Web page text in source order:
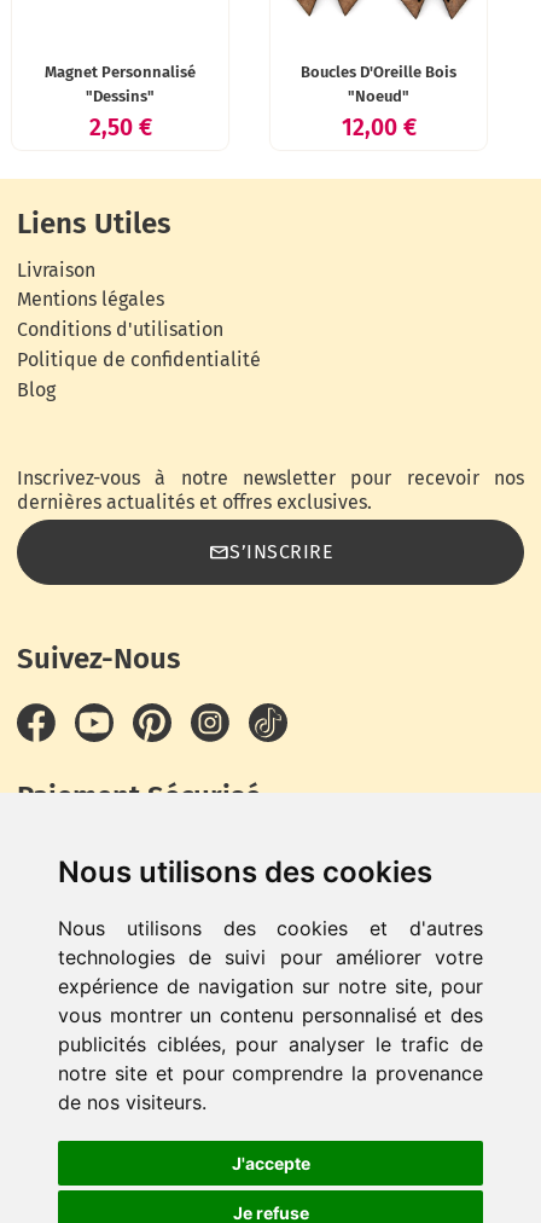
Nous utilisons des cookies
Nous utilisons des cookies et d'autres
technologies de suivi pour améliorer votre
expérience de navigation sur notre site, pour
vous montrer un contenu personnalisé et des
publicités ciblées, pour analyser le trafic de
notre site et pour comprendre la provenance
de nos visiteurs.
J'accepte
Je refuse
Magnet Personnalisé
"Dessins"
Prix
2,50 €
Boucles D'Oreille Bois
"Noeud"
Prix
12,00 €
Liens Utiles
Livraison
Mentions légales
Conditions d'utilisation
Politique de confidentialité
Blog
Inscrivez-vous à notre newsletter pour recevoir nos
dernières actualités et offres exclusives.
emailS’INSCRIRE
Suivez-Nous
FacebookYouTube PinterestInstagram
Paiement Sécurisé
© LeCutShop - Réalisé parNdkDesign Expert Prestashop
Tous droits réservés -Module de personnalisation pour
Prestashop